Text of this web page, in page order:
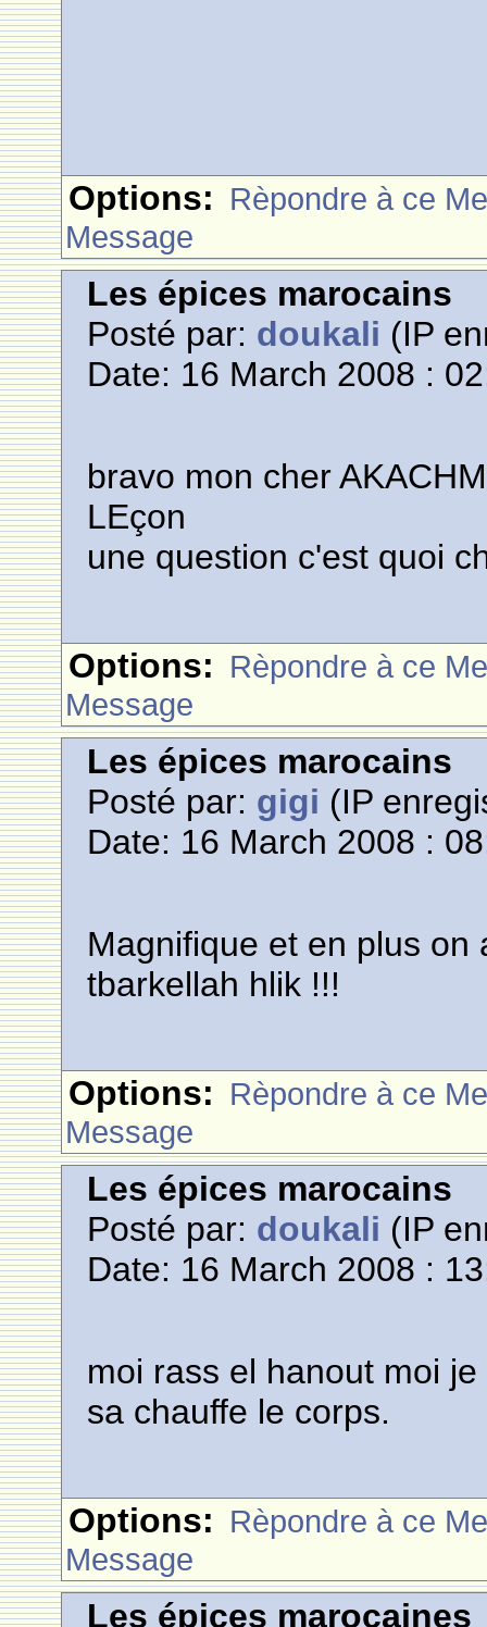
Options: Rèpondre à ce
Message
Les épices marocains
Posté par: doukali (IP
Date: 16 March 2008 :
bravo mon cher
LEçon
une question c'est quoi
Options: Rèpondre à ce
Message
Les épices marocains
Posté par: gigi (IP
Date: 16 March 2008 :
Magnifique et en plus
tbarkellah hlik !!!
Options: Rèpondre à ce
Message
Les épices marocains
Posté par: doukali (IP
Date: 16 March 2008 :
moi rass el hanout moi
sa chauffe le corps.
Options: Rèpondre à ce
Message
Les épices marocaines